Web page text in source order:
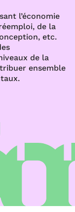
l’économie
de la
etc.
de la
ensemble